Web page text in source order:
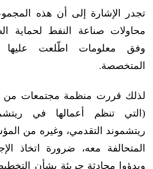
تجدر الإشارة إلى أن هذه
محاولات صناعة النفط لحماية
وفق معلومات اطّلعت عليها
المتخصصة.
لذلك قررت منظمة مجتمعات من
(التي تنظم أعمالها في
ريتشموند التقدمي، وغيره من
المتحالفة معه، ضرورة اتخاذ
وبدؤوا محادثة جريئة بشأن